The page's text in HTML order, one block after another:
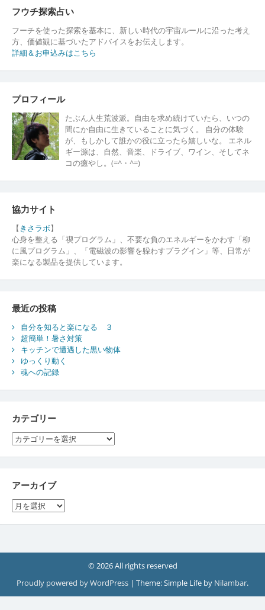
ー
シ
ョ
ン
フウチ探索占い
フーチを使った探索を基本に、新しい時代の宇宙ルールに沿った考え
方、価値観に基づいたアドバイスをお伝えします。
詳細＆お申込みはこちら
プロフィール
たぶん人生荒波派。自由を求め続けていたら、いつの
間にか自由に生きていることに気づく。 自分の体験
が、もしかして誰かの役に立ったら嬉しいな。 エネル
ギー源は、自然、音楽、ドライブ、ワイン、そしてネ
コの癒やし。(=^・^=)
協力サイト
【 きさラボ】
心身を整える「禊プログラム」、不要な負のエネルギーをかわす「柳
に風プログラム」、「電磁波の影響を躱わすプラグイン」等、日常が
楽になる製品を提供しています。
最近の投稿
自分を知ると楽になる ３
超簡単！暑さ対策
キッチンで遭遇した黒い物体
ゆっくり動く
魂への記録
カテゴリー
カ
テ
ゴ
ー
アーカイブ
ア
ー
カ
© 2026 All rights reserved
Proudly powered by WordPress | Theme: Simple Life by Nilambar.